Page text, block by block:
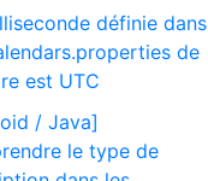
définie dans
de
est UTC
/ Java]
le type de